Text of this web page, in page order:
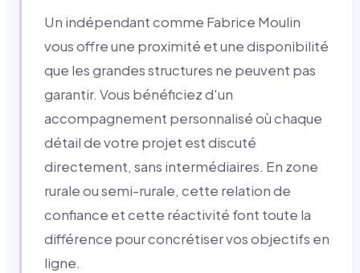
Un indépendant comme Fabrice Moulin
vous offre une proximité et une disponibilité
que les grandes structures ne peuvent pas
garantir. Vous bénéficiez d'un
accompagnement personnalisé où chaque
détail de votre projet est discuté
directement, sans intermédiaires. En zone
rurale ou semi-rurale, cette relation de
confiance et cette réactivité font toute la
différence pour concrétiser vos objectifs en
ligne.